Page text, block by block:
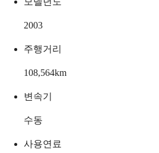
2003
주행거리
108,564km
변속기
수동
사용연료